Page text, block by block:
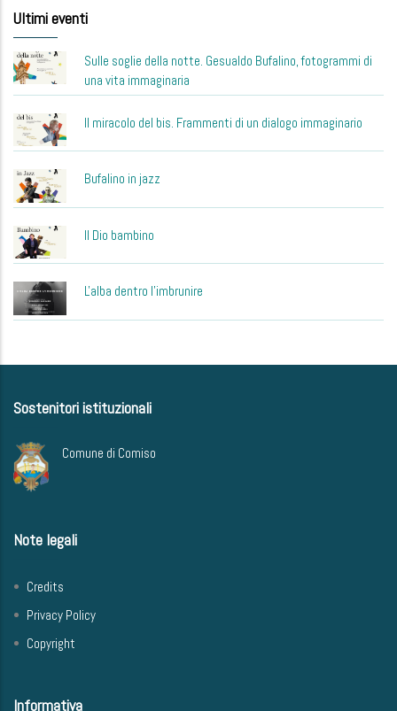
Ultimi eventi
Sulle soglie della notte. Gesualdo Bufalino, fotogrammi di
una vita immaginaria
Il miracolo del bis. Frammenti di un dialogo immaginario
Bufalino in jazz
Il Dio bambino
L'alba dentro l'imbrunire
Sostenitori istituzionali
Comune di Comiso
Note legali
Credits
Privacy Policy
Copyright
Informativa